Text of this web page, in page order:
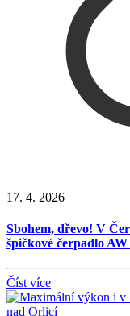
17. 4. 2026
Sbohem, dřevo! V
špičkové čerpadlo
Číst více